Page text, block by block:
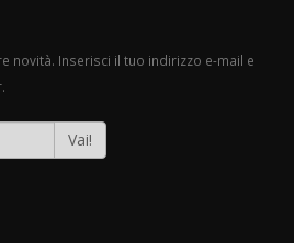
novità. Inserisci il tuo indirizzo e-mail e
Vai!